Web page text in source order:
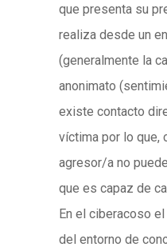
que presenta su
realiza desde un
(generalmente la
anonimato
existe contacto
víctima por lo que,
agresor/a no
que es capaz de
En el ciberacoso
del entorno de